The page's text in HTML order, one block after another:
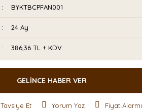
BYKTBCPFAN001
24 Ay
386,36 TL + KDV
GELİNCE HABER VER
Tavsiye Et Yorum Yaz Fiyat Alarmı